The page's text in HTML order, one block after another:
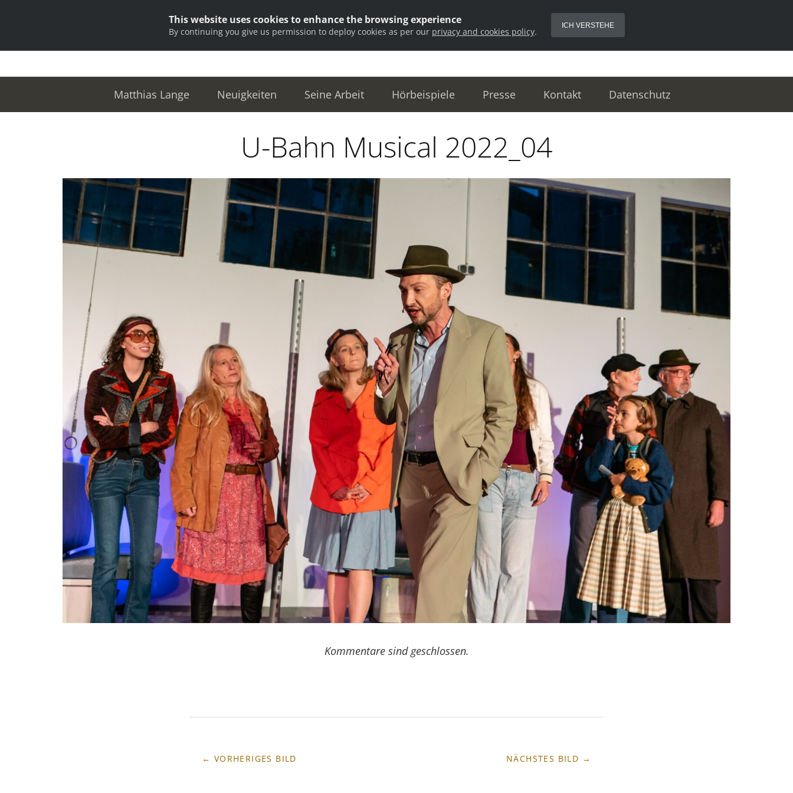
Matthias Lange Neuigkeiten Seine Arbeit Hörbeispiele Presse Kontakt Datenschutz
U-Bahn Musical 2022_04
Kommentare sind geschlossen.
← VORHERIGES BILD NÄCHSTES BILD →
This website uses cookies to enhance the browsing experience
By continuing you give us permission to deploy cookies as per our privacy and cookies policy.
ICH VERSTEHE